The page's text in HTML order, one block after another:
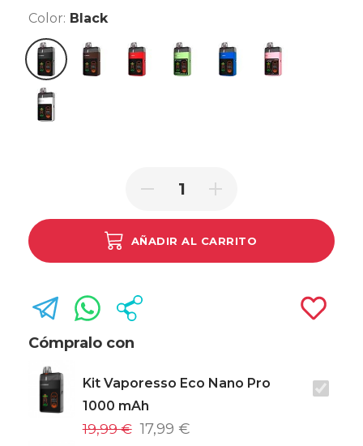
Color: Black
Black
Coffee BrownCoral RedEmerald Green
Ocean BlueSakura Pink
Silver
AÑADIR AL CARRITO
Cómpralo con
Kit Vaporesso Eco Nano Pro
1000 mAh
19,99 € 17,99 €